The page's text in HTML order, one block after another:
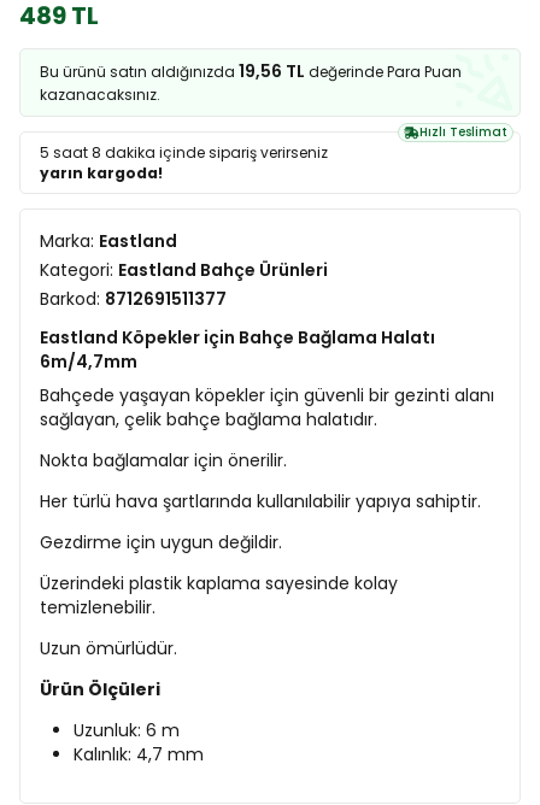
489 TL
Bu ürünü satın aldığınızda 19,56 TL değerinde Para Puan
kazanacaksınız.
Hızlı Teslimat
5 saat 8 dakika içinde sipariş verirseniz
yarın kargoda!
Marka: Eastland
Kategori: Eastland Bahçe Ürünleri
Barkod: 8712691511377
Eastland Köpekler için Bahçe Bağlama Halatı
6m/4,7mm
Bahçede yaşayan köpekler için güvenli bir gezinti alanı
sağlayan, çelik bahçe bağlama halatıdır.
Nokta bağlamalar için önerilir.
Her türlü hava şartlarında kullanılabilir yapıya sahiptir.
Gezdirme için uygun değildir.
Üzerindeki plastik kaplama sayesinde kolay
temizlenebilir.
Uzun ömürlüdür.
Ürün Ölçüleri
Uzunluk: 6 m
Kalınlık: 4,7 mm